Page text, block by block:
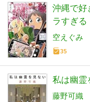
沖縄で好
ラすぎ
空えぐみ
35
私は幽霊
藤野可織